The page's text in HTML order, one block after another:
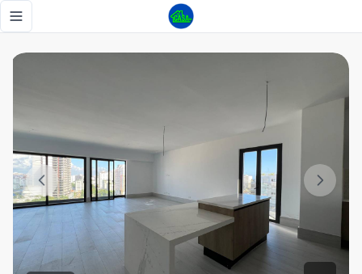
Toggle navigation menu
Apartamento en Piso Alto Piantini,Venta y Alquiler - Tu